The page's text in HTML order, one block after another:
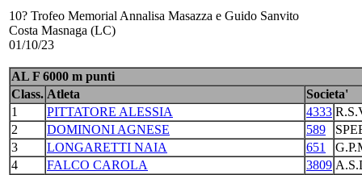
10? Trofeo Memorial Annalisa Masazza e Guido Sanvito
Costa Masnaga (LC)
01/10/23
AL F 6000 m punti
Class. Atleta
Societa'
1
PITTATORE ALESSIA 4333
2
DOMINONI AGNESE 589
3
LONGARETTI NAIA 651
4
FALCO CAROLA 3809